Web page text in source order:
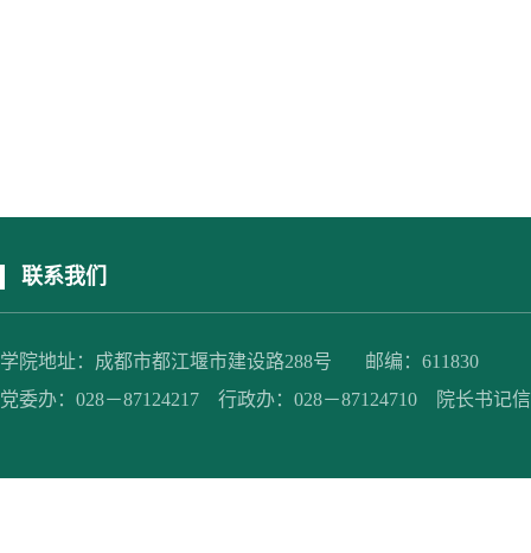
联系我们
学院地址：成都市都江堰市建设路288号 邮编：611830
党委办：028－87124217 行政办：028－87124710 院长书记信